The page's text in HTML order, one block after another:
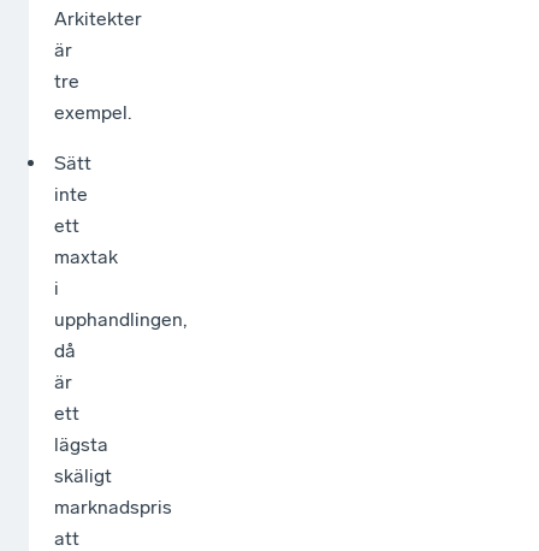
Arkitekter
är
tre
exempel.
Sätt
inte
ett
maxtak
i
upphandlingen,
då
är
ett
lägsta
skäligt
marknadspris
att